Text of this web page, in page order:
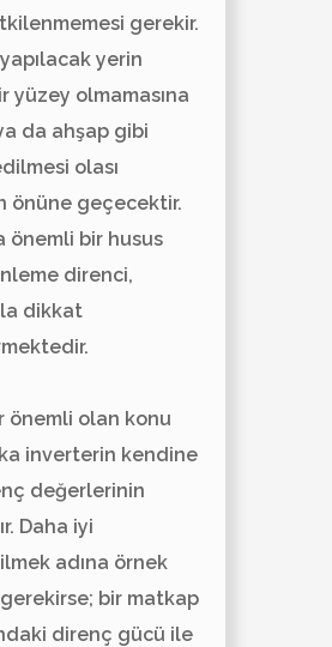
gerekir.
yerin
yüzey olmamasına
da ahşap gibi
olası
önüne geçecektir.
önemli bir husus
direnci,
dikkat
önemli olan konu
inverterin kendine
değerlerinin
Daha iyi
adına örnek
bir matkap
direnç gücü ile